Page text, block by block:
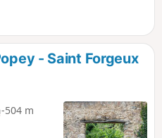
- Saint Forgeux
-504 m